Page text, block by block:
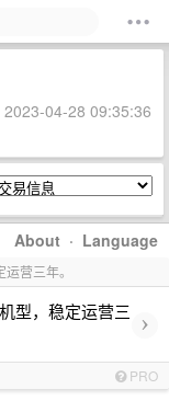
04-28 09:35:36
About · Language
营三年。
型，稳定运营三 ›
PRO